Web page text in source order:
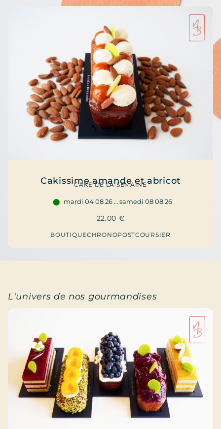
Cakissime amande et abricot
CAKE DE LA SEMAINE
mardi 04 08 26 … samedi 08 08 26
22,00 €
BOUTIQUECHRONOPOSTCOURSIER
L'univers de nos gourmandises